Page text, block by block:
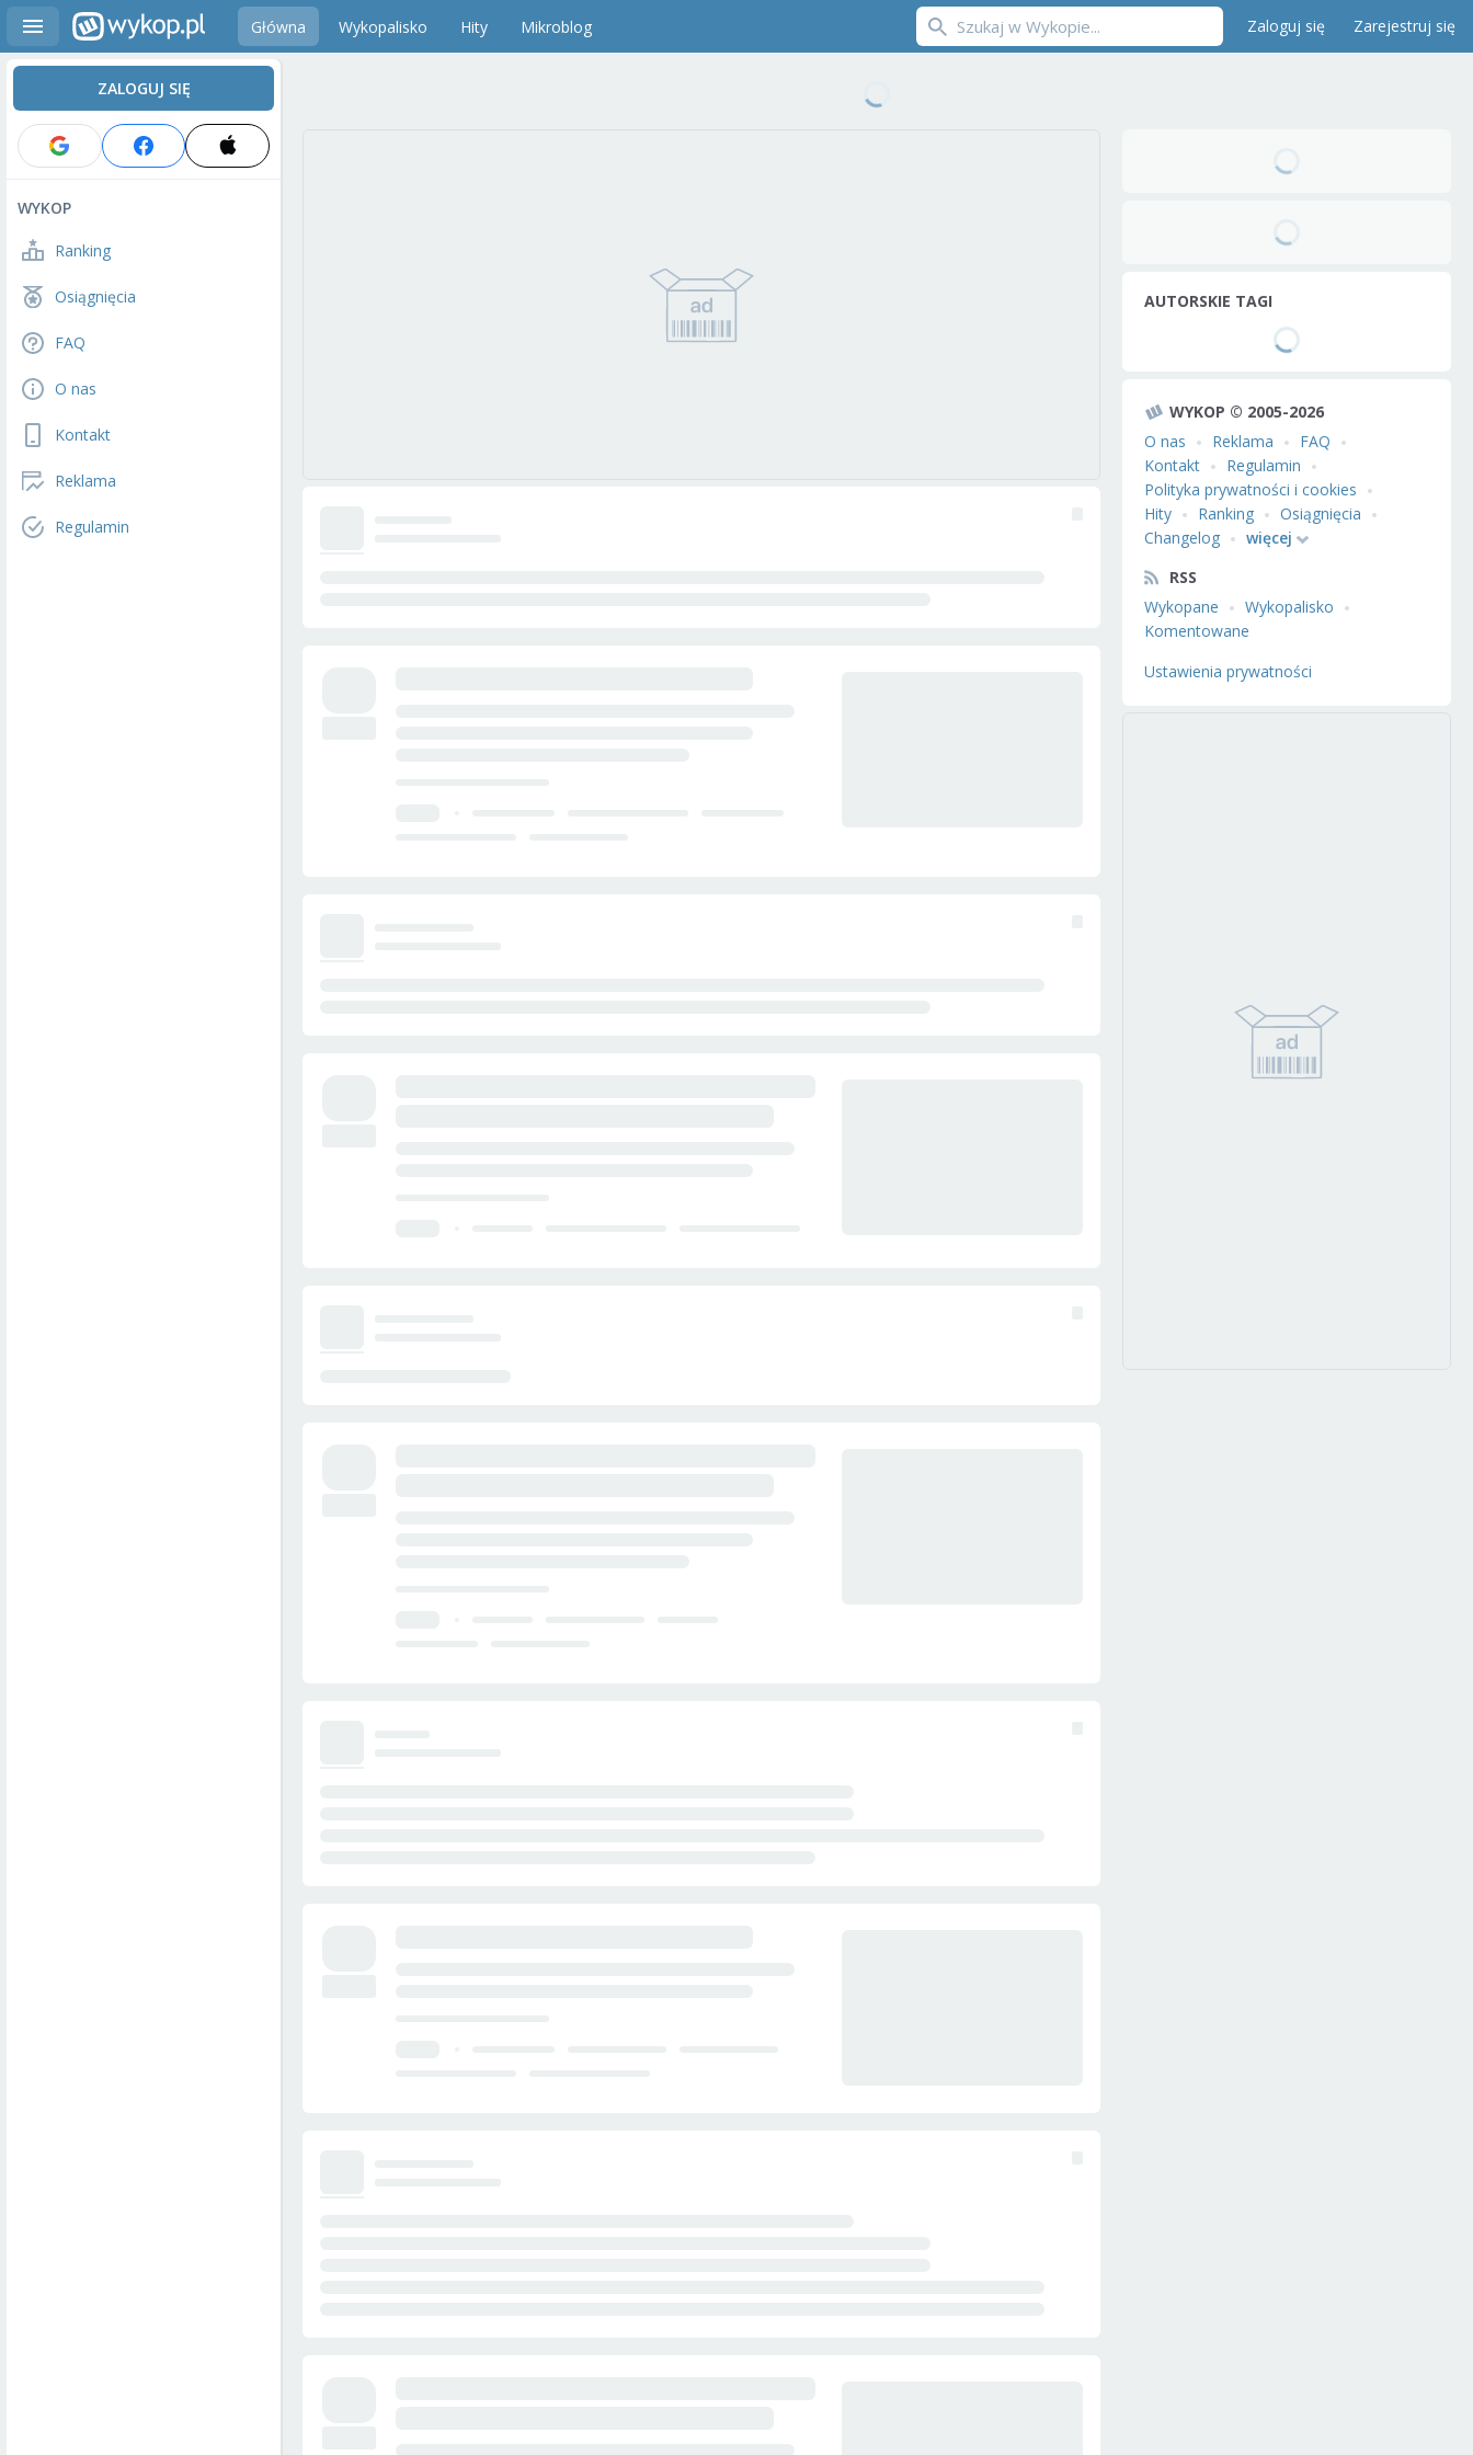
Główna Wykopalisko Hity Mikroblog Zaloguj się Zarejestruj się
ZALOGUJ SIĘ
WYKOP
Ranking
Osiągnięcia
FAQ
O nas
Kontakt
Reklama
Regulamin
AUTORSKIE TAGI
WYKOP © 2005-2026
O nas
Reklama
FAQ
Kontakt
Regulamin
Polityka prywatności i cookies
Hity
Ranking
Osiągnięcia
Changelog
więcej
RSS
Wykopane
Wykopalisko
Komentowane
Ustawienia prywatności